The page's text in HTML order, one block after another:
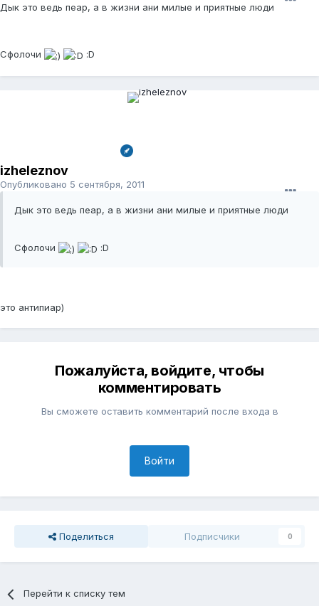
Дык это ведь пеар, а в жизни ани милые и приятные люди
Сфолочи :D
izheleznov
Опубликовано 5 сентября, 2011
Дык это ведь пеар, а в жизни ани милые и приятные люди
Сфолочи :D
это антипиар)
Пожалуйста, войдите, чтобы
комментировать
Вы сможете оставить комментарий после входа в
Войти
Поделиться Подписчики 0
Перейти к списку тем